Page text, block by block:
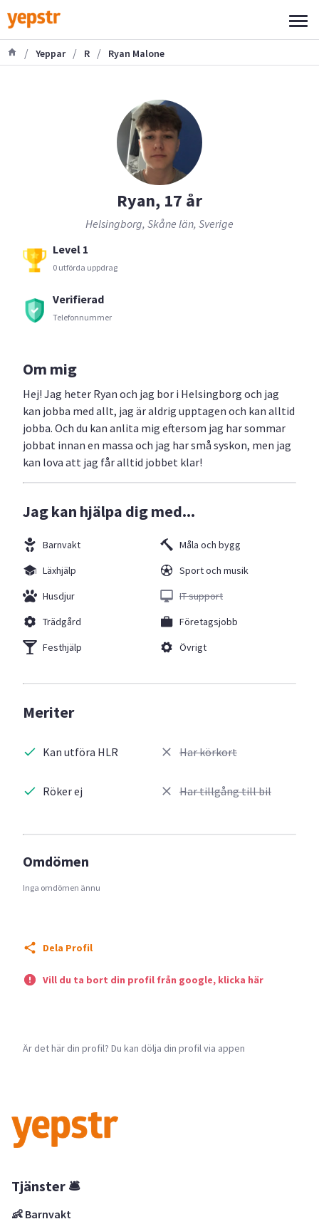
/ Yeppar / R / Ryan Malone
Ryan, 17 år
Helsingborg, Skåne län, Sverige
Level 1
0 utförda uppdrag
Verifierad
Telefonnummer
Om mig
Hej! Jag heter Ryan och jag bor i Helsingborg och jag
kan jobba med allt, jag är aldrig upptagen och kan alltid
jobba. Och du kan anlita mig eftersom jag har sommar
jobbat innan en massa och jag har små syskon, men jag
kan lova att jag får alltid jobbet klar!
Jag kan hjälpa dig med...
Barnvakt
Läxhjälp
Husdjur
Trädgård
Festhjälp
Måla och bygg
Sport och musik
IT support
Företagsjobb
Övrigt
Meriter
Kan utföra HLR
Röker ej
Har körkort
Har tillgång till bil
Omdömen
Inga omdömen ännu
Dela Profil
Vill du ta bort din profil från google, klicka här
Är det här din profil? Du kan dölja din profil via appen
Tjänster 🛎
👶 Barnvakt